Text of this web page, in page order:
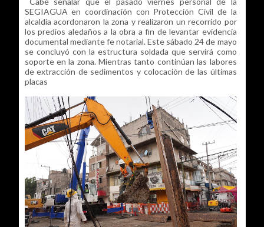
SEGIAGUA en coordinación con Protección Civil de la
alcaldía acordonaron la zona y realizaron un recorrido por
los predios aledaños a la obra a fin de levantar evidencia
documental mediante fe notarial. Este sábado 24 de mayo
se concluyó con la estructura soldada que servirá como
soporte en la zona. Mientras tanto continúan las labores
de extracción de sedimentos y colocación de las últimas
placas